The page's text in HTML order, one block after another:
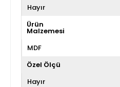
Hayır
Ürün
Malzemesi
MDF
Özel Ölçü
Hayır